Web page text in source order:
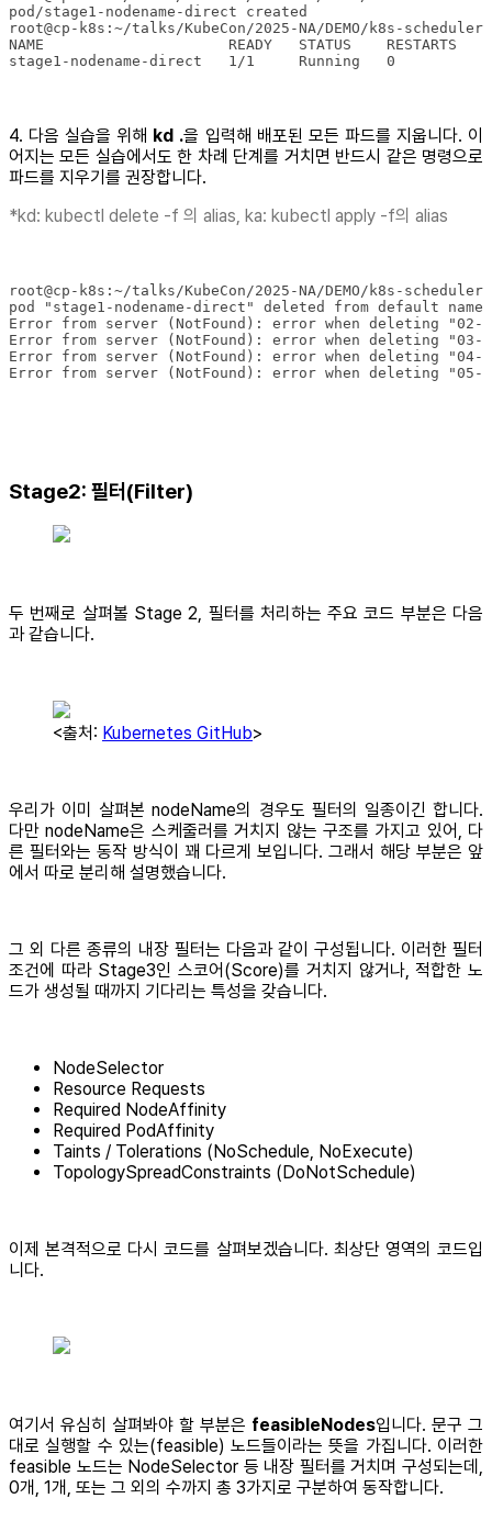
stage1-nodename-direct   1/1     Running   0
4. 다음 실습을 위해 kd .을 입력해 배포된 모든 파드를 지웁니다. 이
어지는 모든 실습에서도 한 차례 단계를 거치면 반드시 같은 명령으로
파드를 지우기를 권장합니다.
*kd: kubectl delete -f 의 alias, ka: kubectl apply -f의 alias
Error from server (NotFound): error when deleting
Stage2: 필터(Filter)
두 번째로 살펴볼 Stage 2, 필터를 처리하는 주요 코드 부분은 다음
과 같습니다.
<출처: Kubernetes GitHub>
우리가 이미 살펴본 nodeName의 경우도 필터의 일종이긴 합니다.
다만 nodeName은 스케줄러를 거치지 않는 구조를 가지고 있어, 다
른 필터와는 동작 방식이 꽤 다르게 보입니다. 그래서 해당 부분은 앞
에서 따로 분리해 설명했습니다.
그 외 다른 종류의 내장 필터는 다음과 같이 구성됩니다. 이러한 필터
조건에 따라 Stage3인 스코어(Score)를 거치지 않거나, 적합한 노
드가 생성될 때까지 기다리는 특성을 갖습니다.
NodeSelector
Resource Requests
Required NodeAffinity
Required PodAffinity
Taints / Tolerations (NoSchedule, NoExecute)
TopologySpreadConstraints (DoNotSchedule)
이제 본격적으로 다시 코드를 살펴보겠습니다. 최상단 영역의 코드입
니다.
여기서 유심히 살펴봐야 할 부분은 feasibleNodes입니다. 문구 그
대로 실행할 수 있는(feasible) 노드들이라는 뜻을 가집니다. 이러한
feasible 노드는 NodeSelector 등 내장 필터를 거치며 구성되는데,
0개, 1개, 또는 그 외의 수까지 총 3가지로 구분하여 동작합니다.